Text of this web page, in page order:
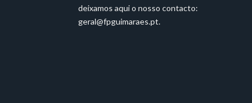
deixamos aqui o nosso contacto:
geral@fpguimaraes.pt.